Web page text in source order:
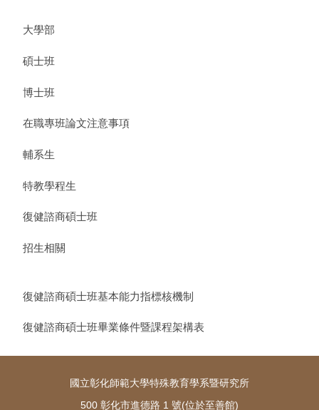
大學部
碩士班
博士班
在職專班論文注意事項
輔系生
特教學程生
復健諮商碩士班
招生相關
復健諮商碩士班基本能力指標核機制
復健諮商碩士班畢業條件暨課程架構表
國立彰化師範大學特殊教育學系暨研究所
500 彰化市進德路 1 號(位於至善館)